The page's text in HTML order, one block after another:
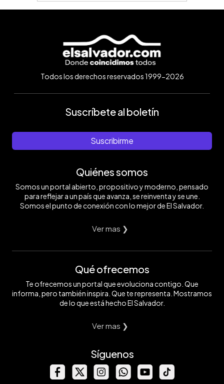
Todos los derechos reservados 1999-2026
Suscríbete al boletín
Suscribirme
Quiénes somos
Somos un portal abierto, propositivo y moderno, pensado
para reflejar a un país que avanza, se reinventa y se une.
Somos el punto de conexión con lo mejor de El Salvador.
Ver mas ❯
Qué ofrecemos
Te ofrecemos un portal que evoluciona contigo. Que
informa, pero también inspira. Que te representa. Mostramos
de lo que está hecho El Salvador.
Ver mas ❯
Síguenos